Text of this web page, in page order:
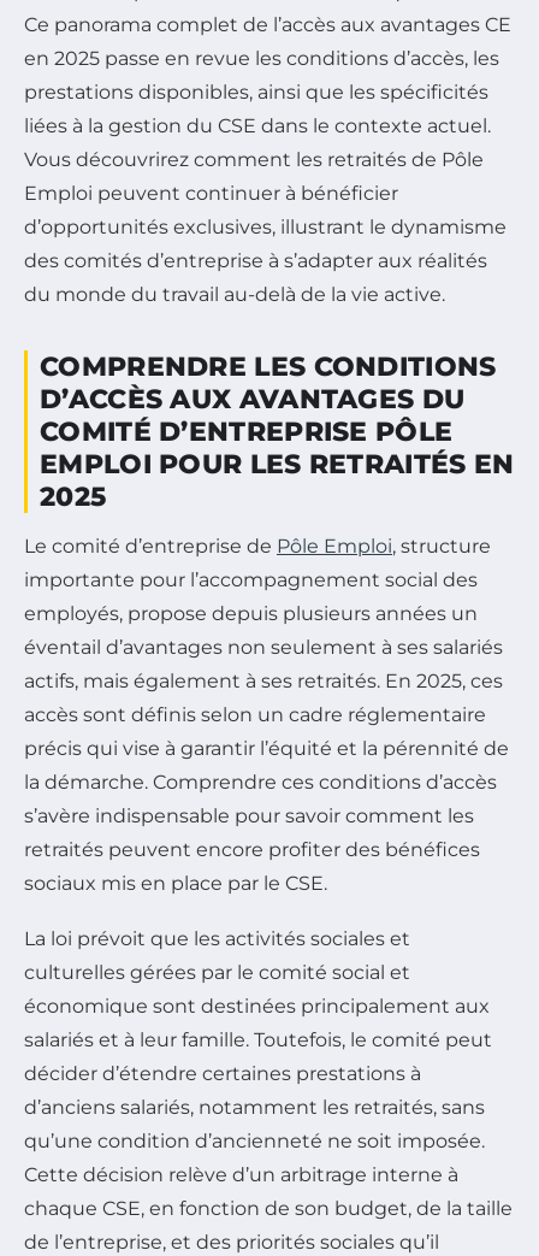
Ce panorama complet de l’accès aux avantages CE
en 2025 passe en revue les conditions d’accès, les
prestations disponibles, ainsi que les spécificités
liées à la gestion du CSE dans le contexte actuel.
Vous découvrirez comment les retraités de Pôle
Emploi peuvent continuer à bénéficier
d’opportunités exclusives, illustrant le dynamisme
des comités d’entreprise à s’adapter aux réalités
du monde du travail au-delà de la vie active.
COMPRENDRE LES CONDITIONS
D’ACCÈS AUX AVANTAGES DU
COMITÉ D’ENTREPRISE PÔLE
EMPLOI POUR LES RETRAITÉS EN
2025
Le comité d’entreprise de Pôle Emploi, structure
importante pour l’accompagnement social des
employés, propose depuis plusieurs années un
éventail d’avantages non seulement à ses salariés
actifs, mais également à ses retraités. En 2025, ces
accès sont définis selon un cadre réglementaire
précis qui vise à garantir l’équité et la pérennité de
la démarche. Comprendre ces conditions d’accès
s’avère indispensable pour savoir comment les
retraités peuvent encore profiter des bénéfices
sociaux mis en place par le CSE.
La loi prévoit que les activités sociales et
culturelles gérées par le comité social et
économique sont destinées principalement aux
salariés et à leur famille. Toutefois, le comité peut
décider d’étendre certaines prestations à
d’anciens salariés, notamment les retraités, sans
qu’une condition d’ancienneté ne soit imposée.
Cette décision relève d’un arbitrage interne à
chaque CSE, en fonction de son budget, de la taille
de l’entreprise, et des priorités sociales qu’il